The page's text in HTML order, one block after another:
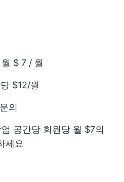
$ 7 / 월
$12/월
의
업 공간당 회원당 월 $7의
세요